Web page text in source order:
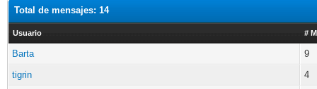
Total de mensajes: 14
Usuario #
Barta
9
tigrin
4